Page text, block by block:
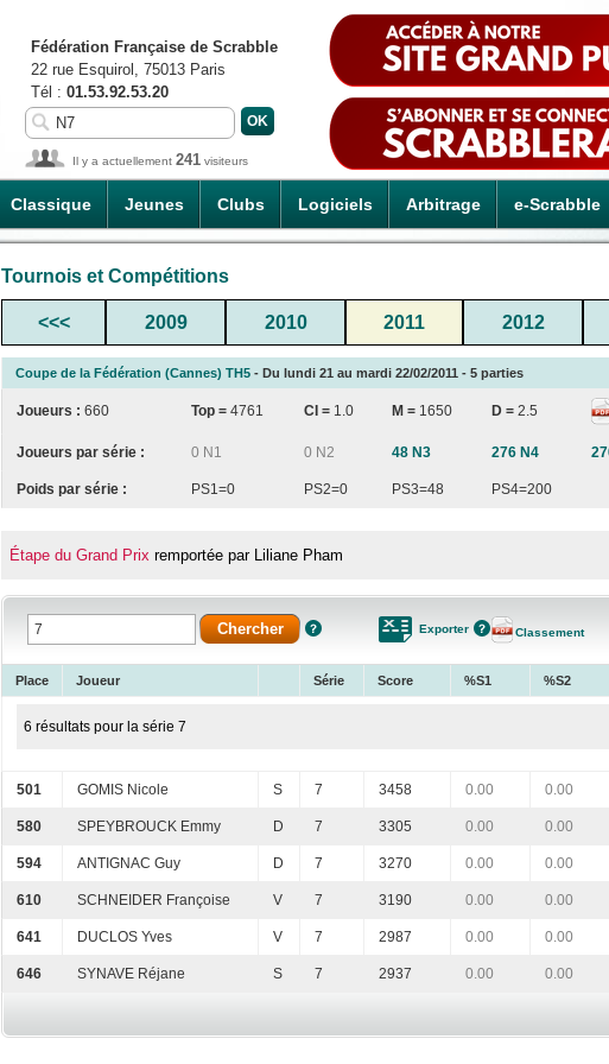
Classique Jeunes Clubs Logiciels Arbitrage e-Scrabble
Fédération Française de Scrabble
22 rue Esquirol, 75013 Paris
Tél : 01.53.92.53.20
Il y a actuellement 241 visiteurs
Tournois et Compétitions
<<< 2009 2010 2011 2012
Coupe de la Fédération (Cannes) TH5 - Du lundi 21 au mardi 22/02/2011 - 5 parties
Joueurs : 660 Top = 4761 CI = 1.0 M = 1650 D = 2.5
Joueurs par série : 0 N1 0 N2 48 N3 276 N4
Poids par série : PS1=0 PS2=0 PS3=48 PS4=200
Étape du Grand Prix remportée par Liliane Pham
Exporter Classement
Place Joueur Série Score %S1 %S2
6 résultats pour la série 7
501 GOMIS Nicole S 7 3458 0.00 0.00
580 SPEYBROUCK Emmy D 7 3305 0.00 0.00
594 ANTIGNAC Guy D 7 3270 0.00 0.00
610 SCHNEIDER Françoise V 7 3190 0.00 0.00
641 DUCLOS Yves V 7 2987 0.00 0.00
646 SYNAVE Réjane S 7 2937 0.00 0.00